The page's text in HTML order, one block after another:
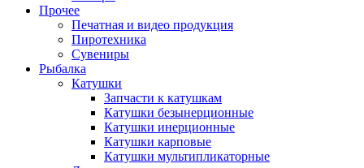
Прочее
Печатная и видео продукция
Пиротехника
Сувениры
Рыбалка
Катушки
Запчасти к катушкам
Катушки безынерционные
Катушки инерционные
Катушки карповые
Катушки мультипликаторные